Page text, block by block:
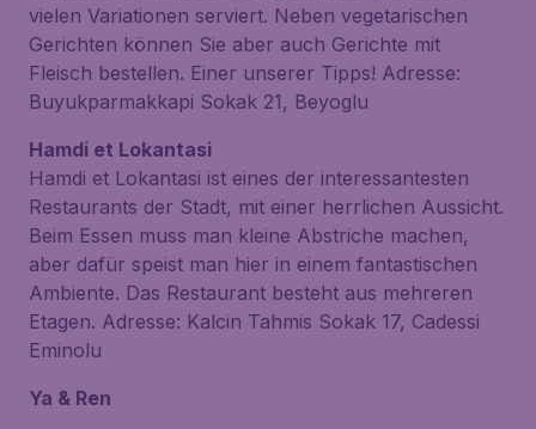
vielen Variationen serviert. Neben vegetarischen
Gerichten können Sie aber auch Gerichte mit
Fleisch bestellen. Einer unserer Tipps! Adresse:
Buyukparmakkapi Sokak 21, Beyoglu
Hamdi et Lokantasi
Hamdi et Lokantasi ist eines der interessantesten
Restaurants der Stadt, mit einer herrlichen Aussicht.
Beim Essen muss man kleine Abstriche machen,
aber dafür speist man hier in einem fantastischen
Ambiente. Das Restaurant besteht aus mehreren
Etagen. Adresse: Kalcin Tahmis Sokak 17, Cadessi
Eminolu
Ya & Ren